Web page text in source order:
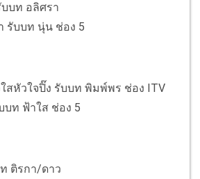
บท อลิศรา
รับบท นุ่น ช่อง 5
สหัวใจปิ๊ง รับบท พิมพ์พร ช่อง ITV
บท ฟ้าใส ช่อง 5
ติรกา/ดาว